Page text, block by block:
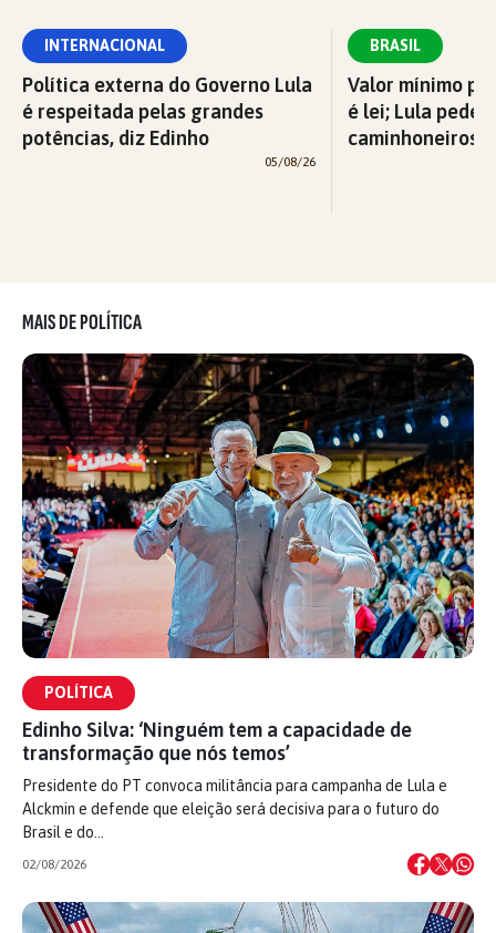
INTERNACIONAL
Política externa do Governo Lula
é respeitada pelas grandes
potências, diz Edinho
05/08/26
BRASIL
Valor mínimo
é lei; Lula pede
caminhoneiros
MAIS DE POLÍTICA
POLÍTICA
Edinho Silva: ‘Ninguém tem a capacidade de
transformação que nós temos’
Presidente do PT convoca militância para campanha de Lula e
Alckmin e defende que eleição será decisiva para o futuro do
Brasil e do…
02/08/2026